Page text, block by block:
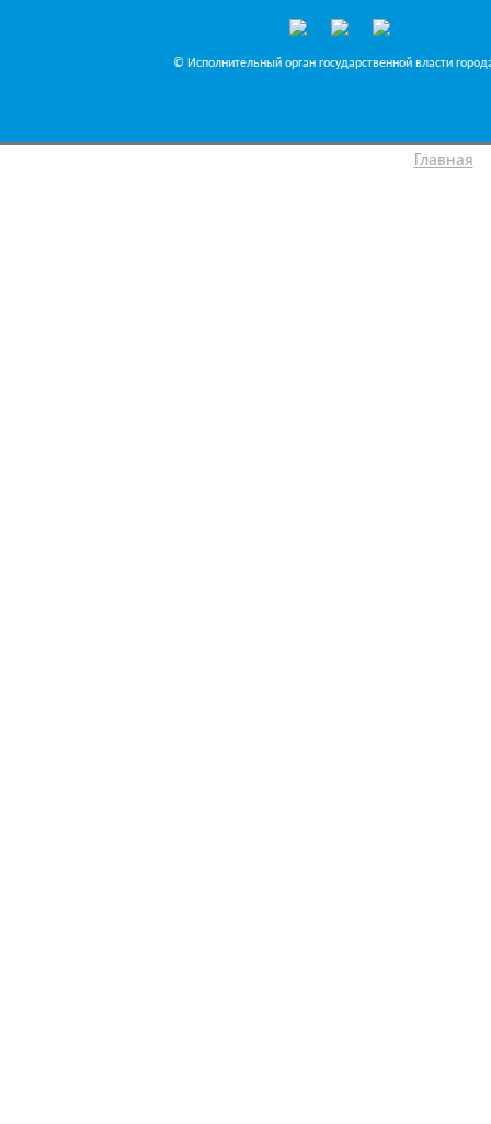
© Исполнительный орган государственной власти
Главная